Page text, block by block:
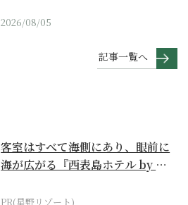
2026/08/05
記事一覧へ
客室はすべて海側にあり、眼前に
海が広がる『西表島ホテル by 星
PR(星野リゾート)